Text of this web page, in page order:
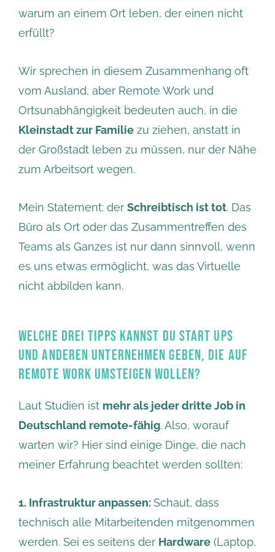
warum an einem Ort leben, der einen nicht
erfüllt?
Wir sprechen in diesem Zusammenhang oft
vom Ausland, aber Remote Work und
Ortsunabhängigkeit bedeuten auch, in die
Kleinstadt zur Familie zu ziehen, anstatt in
der Großstadt leben zu müssen, nur der Nähe
zum Arbeitsort wegen.
Mein Statement: der Schreibtisch ist tot. Das
Büro als Ort oder das Zusammentreffen des
Teams als Ganzes ist nur dann sinnvoll, wenn
es uns etwas ermöglicht, was das Virtuelle
nicht abbilden kann.
WELCHE DREI TIPPS KANNST DU START UPS
UND ANDEREN UNTERNEHMEN GEBEN, DIE AUF
REMOTE WORK UMSTEIGEN WOLLEN?
Laut Studien ist mehr als jeder dritte Job in
Deutschland remote-fähig. Also, worauf
warten wir? Hier sind einige Dinge, die nach
meiner Erfahrung beachtet werden sollten:
1. Infrastruktur anpassen:Schaut, dass
technisch alle Mitarbeitenden mitgenommen
werden. Sei es seitens der Hardware (Laptop,